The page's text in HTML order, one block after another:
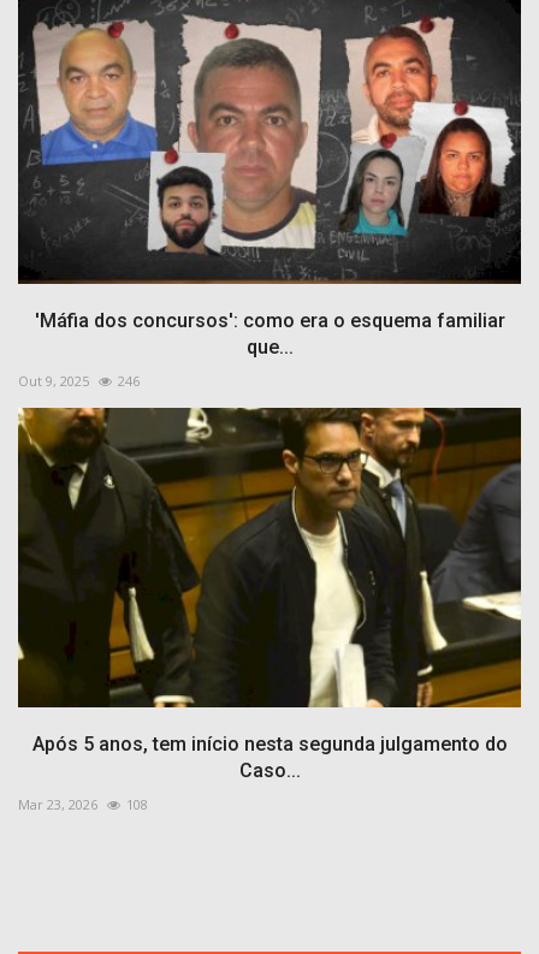
'Máfia dos concursos': como era o esquema familiar
que...
Out 9, 2025 246
Após 5 anos, tem início nesta segunda julgamento do
Caso...
Mar 23, 2026 108